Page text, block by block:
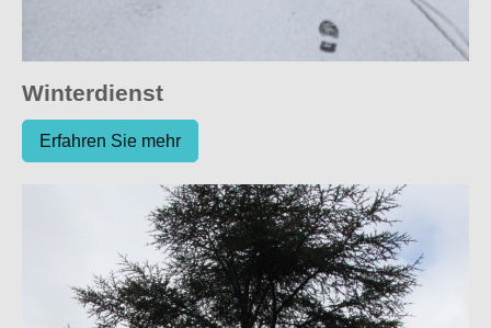
Winterdienst
Erfahren Sie mehr